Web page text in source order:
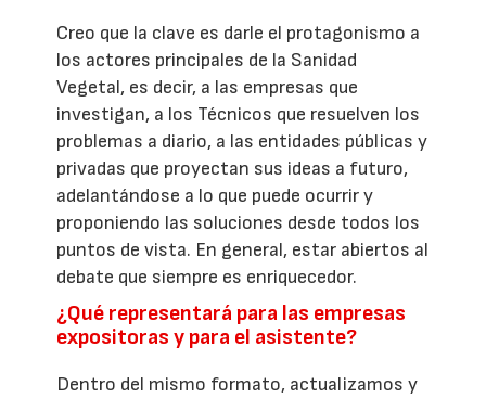
Creo que la clave es darle el protagonismo a
los actores principales de la Sanidad
Vegetal, es decir, a las empresas que
investigan, a los Técnicos que resuelven los
problemas a diario, a las entidades públicas y
privadas que proyectan sus ideas a futuro,
adelantándose a lo que puede ocurrir y
proponiendo las soluciones desde todos los
puntos de vista. En general, estar abiertos al
debate que siempre es enriquecedor.
¿Qué representará para las empresas
expositoras y para el asistente?
Dentro del mismo formato, actualizamos y